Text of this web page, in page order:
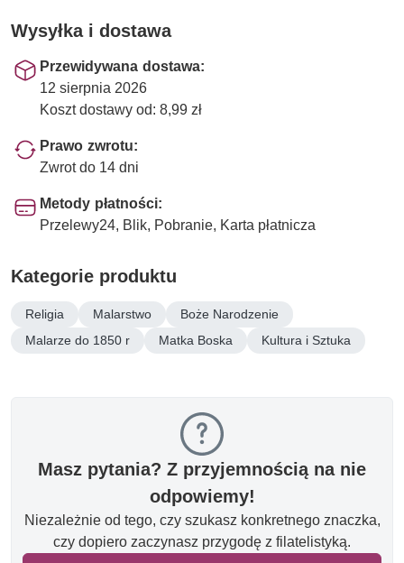
Wysyłka i dostawa
Przewidywana dostawa:
12 sierpnia 2026
Koszt dostawy od: 8,99 zł
Prawo zwrotu:
Zwrot do 14 dni
Metody płatności:
Przelewy24, Blik, Pobranie, Karta płatnicza
Kategorie produktu
Religia Malarstwo
Boże Narodzenie
Malarze do 1850 r
Matka Boska Kultura i Sztuka
Masz pytania? Z przyjemnością na nie
odpowiemy!
Niezależnie od tego, czy szukasz konkretnego znaczka,
czy dopiero zaczynasz przygodę z filatelistyką.